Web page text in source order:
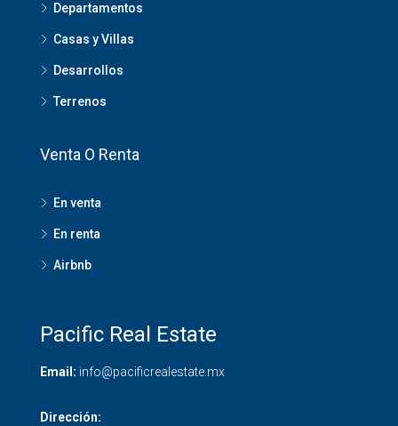
Departamentos
Casas y Villas
Desarrollos
Terrenos
Venta O Renta
En venta
En renta
Airbnb
Pacific Real Estate
Email: info@pacificrealestate.mx
Dirección: